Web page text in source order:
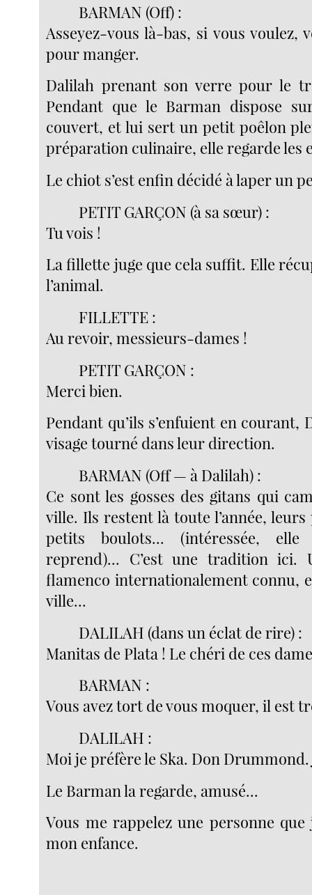
BARMAN (Off) :
Asseyez-vous là-bas, si vous voulez,
pour manger.
Dalilah prenant son verre pour le
Pendant que le Barman dispose
couvert, et lui sert un petit poêlon
préparation culinaire, elle regarde les
Le chiot s’est enfin décidé à laper un
PETIT GARÇON (à sa sœur) :
Tu vois !
La fillette juge que cela suffit. Elle
l’animal.
FILLETTE :
Au revoir, messieurs-dames !
PETIT GARÇON :
Merci bien.
Pendant qu’ils s’enfuient en courant,
visage tourné dans leur direction.
BARMAN (Off — à Dalilah) :
Ce sont les gosses des gitans qui
ville. Ils restent là toute l’année,
petits boulots... (intéressée,
reprend)... C’est une tradition ici.
flamenco internationalement connu,
ville...
DALILAH (dans un éclat de rire) :
Manitas de Plata ! Le chéri de ces
BARMAN :
Vous avez tort de vous moquer, il est
DALILAH :
Moi je préfère le Ska. Don Drummond.
Le Barman la regarde, amusé...
Vous me rappelez une personne que
mon enfance.